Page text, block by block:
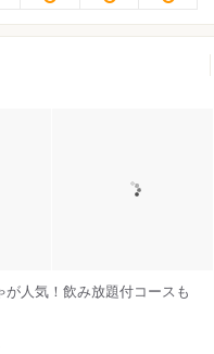
が人気！飲み放題付コースも